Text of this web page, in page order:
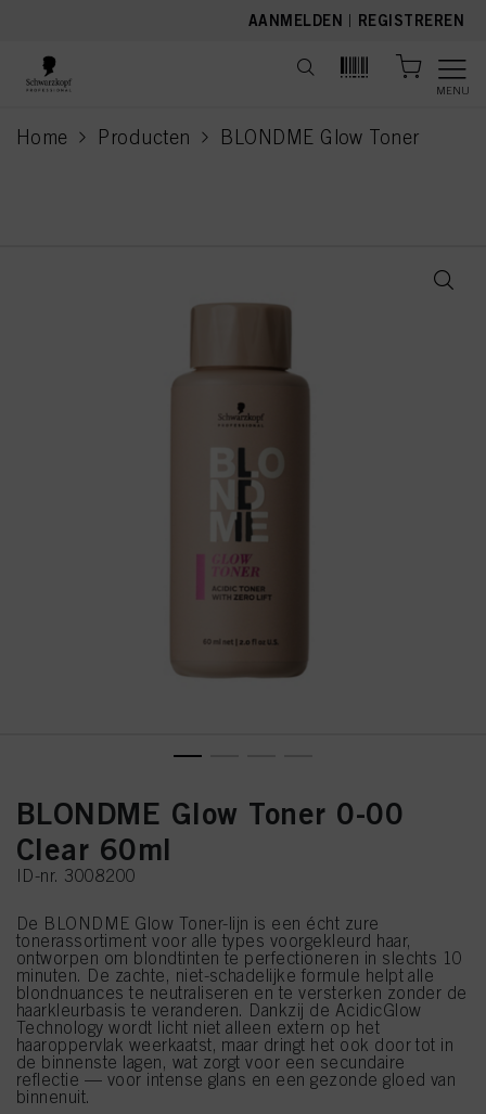
AANMELDEN | REGISTREREN
MENU
Home Producten BLONDME Glow Toner
current page
BLONDME Glow Toner 0-00
Clear 60ml
ID-nr. 3008200
De BLONDME Glow Toner-lijn is een écht zure
tonerassortiment voor alle types voorgekleurd haar,
ontworpen om blondtinten te perfectioneren in slechts 10
minuten. De zachte, niet-schadelijke formule helpt alle
blondnuances te neutraliseren en te versterken zonder de
haarkleurbasis te veranderen. Dankzij de AcidicGlow
Technology wordt licht niet alleen extern op het
haaroppervlak weerkaatst, maar dringt het ook door tot in
de binnenste lagen, wat zorgt voor een secundaire
reflectie — voor intense glans en een gezonde gloed van
binnenuit.